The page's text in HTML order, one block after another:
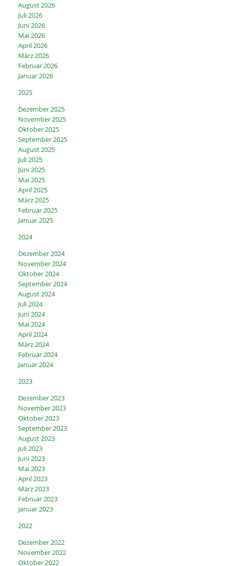
August 2026
Juli 2026
Juni 2026
Mai 2026
April 2026
März 2026
Februar 2026
Januar 2026
2025
Dezember 2025
November 2025
Oktober 2025
September 2025
August 2025
Juli 2025
Juni 2025
Mai 2025
April 2025
März 2025
Februar 2025
Januar 2025
2024
Dezember 2024
November 2024
Oktober 2024
September 2024
August 2024
Juli 2024
Juni 2024
Mai 2024
April 2024
März 2024
Februar 2024
Januar 2024
2023
Dezember 2023
November 2023
Oktober 2023
September 2023
August 2023
Juli 2023
Juni 2023
Mai 2023
April 2023
März 2023
Februar 2023
Januar 2023
2022
Dezember 2022
November 2022
Oktober 2022